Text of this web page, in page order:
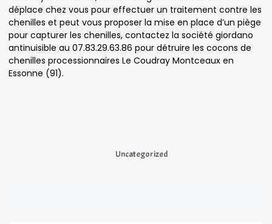
déplace chez vous pour effectuer un traitement contre les
chenilles et peut vous proposer la mise en place d’un piège
pour capturer les chenilles, contactez la société giordano
antinuisible au 07.83.29.63.86 pour détruire les cocons de
chenilles processionnaires Le Coudray Montceaux en
Essonne (91).
Uncategorized